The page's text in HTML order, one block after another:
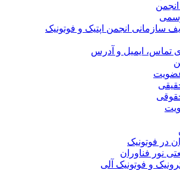
انجمن اپتیک و فوتونیک
ایمیل و آدرس
در فوتونیک
فناوران
و فوتونیک آلی